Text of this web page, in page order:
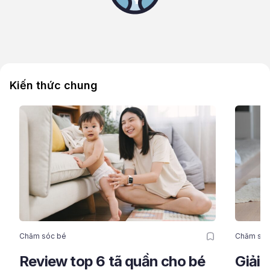
Kiến thức chung
Chăm sóc bé
Review top 6 tã quần cho bé
Chăm
Giải